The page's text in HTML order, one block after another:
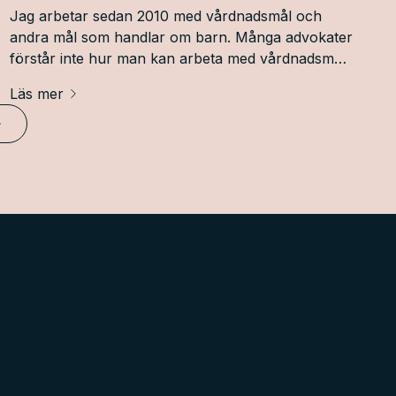
Jag arbetar sedan 2010 med vårdnadsmål och
andra mål som handlar om barn. Många advokater
förstår inte hur man kan arbeta med vårdnadsmål
vara väldigt hög. Mitt måtto är att alltid försöka
hålla konfliktnivån nere så långt det går. Jag
hjälper ofta mina klienter att tänka hur man ska
Läs mer